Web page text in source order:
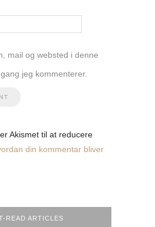
mail og websted i denne
jeg kommenterer.
Akismet til at reducere
din kommentar bliver
READ ARTICLES